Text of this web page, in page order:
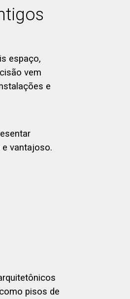
espaço,
vem
e
vantajoso.
pisos de